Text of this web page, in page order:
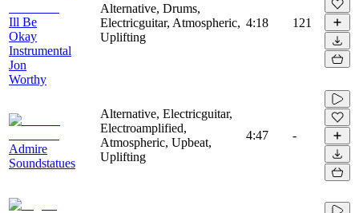
Ill Be
Okay
Instrumental
Jon
Worthy
Alternative, Drums,
Electricguitar, Atmospheric,
Uplifting
4:18 121
Admire
Soundstatues
Alternative, Electricguitar,
Electroamplified,
Atmospheric, Upbeat,
Uplifting
4:47 -